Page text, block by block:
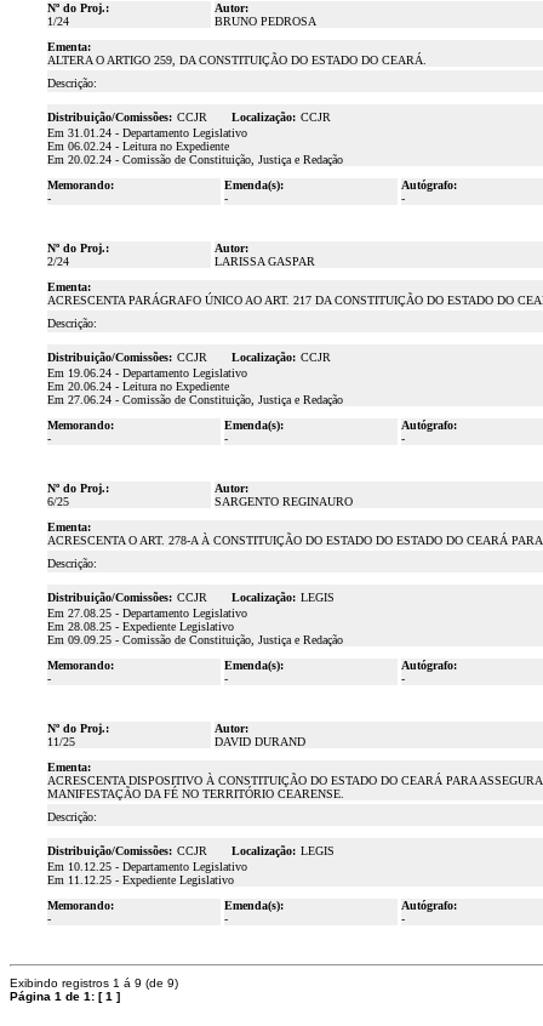
Nº do Proj.:
1/24
Autor:
BRUNO PEDROSA
Ementa:
ALTERA O ARTIGO 259, DA CONSTITUIÇÃO DO ESTADO DO CEARÁ.
Descrição:
Distribuição/Comissões: CCJR Localização: CCJR
Em 31.01.24 - Departamento Legislativo
Em 06.02.24 - Leitura no Expediente
Em 20.02.24 - Comissão de Constituição, Justiça e Redação
Memorando:
-
Emenda(s):
-
Autógrafo:
-
Nº do Proj.:
2/24
Autor:
LARISSA GASPAR
Ementa:
ACRESCENTA PARÁGRAFO ÚNICO AO ART. 217 DA CONSTITUIÇÃO DO ESTADO DO
Descrição:
Distribuição/Comissões: CCJR Localização: CCJR
Em 19.06.24 - Departamento Legislativo
Em 20.06.24 - Leitura no Expediente
Em 27.06.24 - Comissão de Constituição, Justiça e Redação
Memorando:
-
Emenda(s):
-
Autógrafo:
-
Nº do Proj.:
6/25
Autor:
SARGENTO REGINAURO
Ementa:
ACRESCENTA O ART. 278-A À CONSTITUIÇÃO DO ESTADO DO ESTADO DO CEARÁ
Descrição:
Distribuição/Comissões: CCJR Localização: LEGIS
Em 27.08.25 - Departamento Legislativo
Em 28.08.25 - Expediente Legislativo
Em 09.09.25 - Comissão de Constituição, Justiça e Redação
Memorando:
-
Emenda(s):
-
Autógrafo:
-
Nº do Proj.:
11/25
Autor:
DAVID DURAND
Ementa:
ACRESCENTA DISPOSITIVO À CONSTITUIÇÃO DO ESTADO DO CEARÁ PARA
MANIFESTAÇÃO DA FÉ NO TERRITÓRIO CEARENSE.
Descrição:
Distribuição/Comissões: CCJR Localização: LEGIS
Em 10.12.25 - Departamento Legislativo
Em 11.12.25 - Expediente Legislativo
Memorando:
-
Emenda(s):
-
Autógrafo:
-
Exibindo registros 1 á 9 (de 9)
Página 1 de 1: [1 ]